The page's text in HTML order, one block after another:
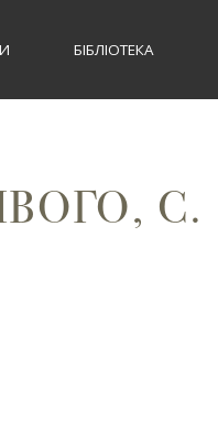
БІБЛІОТЕКА
С.